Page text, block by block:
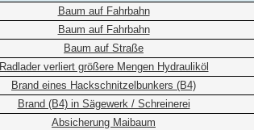
Baum auf Fahrbahn
Baum auf Fahrbahn
Baum auf Straße
Radlader verliert größere Mengen Hydrauliköl
Brand eines Hackschnitzelbunkers (B4)
Brand (B4) in Sägewerk / Schreinerei
Absicherung Maibaum